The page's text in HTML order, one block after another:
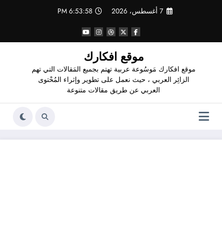
7 أغسطس، 2026 6:53:59 PM
موقع افكارك
موقع افكارك مَوسُوعة عربية تهتم بجميع المَقالات التي تهم
الزائِر العربي ، حيث نعمل على تطوير وإثراء المُحْتوى
العربي عن طريق مقالات متنوعة